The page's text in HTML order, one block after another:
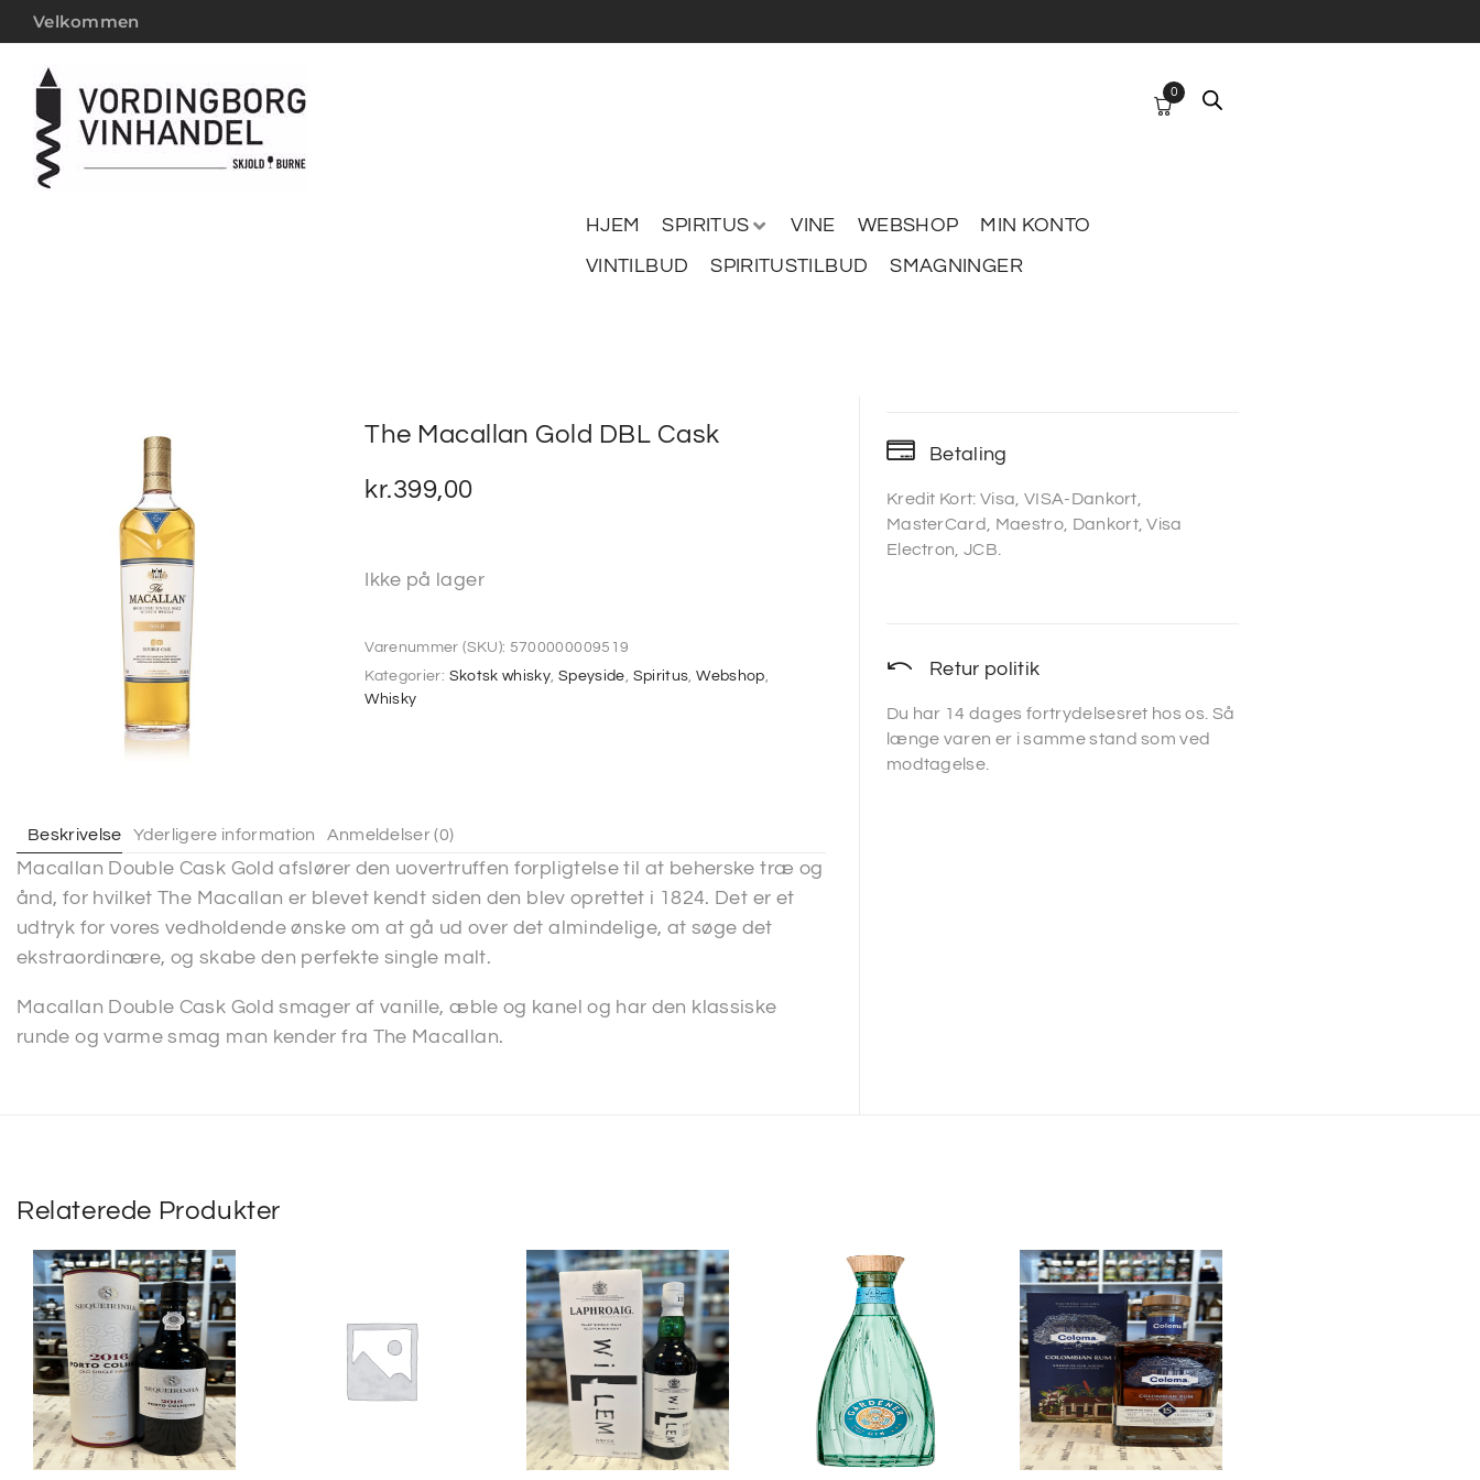
Velkommen
HJEM SPIRITUS VINE WEBSHOP
MIN KONTO
VINTILBUD
SPIRITUSTILBUD SMAGNINGER
0
The Macallan Gold DBL Cask
kr.399,00
Ikke på lager
Varenummer (SKU): 5700000009519
Kategorier: Skotsk whisky, Speyside, Spiritus,Webshop,
Whisky
Beskrivelse Yderligere information Anmeldelser (0)
Macallan Double Cask Gold afslører den uovertruffen forpligtelse til at beherske træ og
ånd, for hvilket The Macallan er blevet kendt siden den blev oprettet i 1824. Det er et
udtryk for vores vedholdende ønske om at gå ud over det almindelige, at søge det
ekstraordinære, og skabe den perfekte single malt.
Macallan Double Cask Gold smager af vanille, æble og kanel og har den klassiske
runde og varme smag man kender fra The Macallan.
Betaling
Kredit Kort: Visa, VISA-Dankort,
MasterCard, Maestro, Dankort, Visa
Electron, JCB.
Retur politik
Du har 14 dages fortrydelsesret hos os. Så
længe varen er i samme stand som ved
modtagelse.
Relaterede Produkter